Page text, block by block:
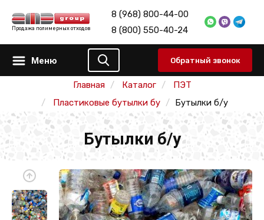
Продажа полимерных отходов
8 (968) 800-44-00
8 (800) 550-40-24
Меню Обратный звонок
Главная Каталог
ПЭТ
Пластиковые бутылки бу
Бутылки б/у
Бутылки б/у